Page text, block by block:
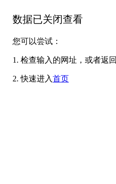
数据已关闭查看
您可以尝试：
1. 检查输入的网址，或者返回
2. 快速进入首页